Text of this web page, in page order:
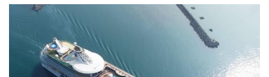
Kurumsal Geziler
Blog